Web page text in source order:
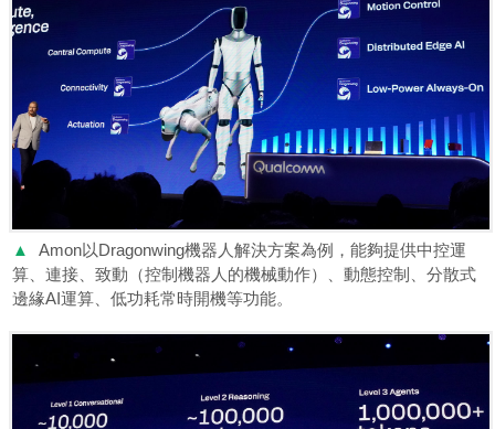
▲
Amon以Dragonwing機器人解決方案為例，能夠提供中控運
算、連接、致動（控制機器人的機械動作）、動態控制、分散式
邊緣AI運算、低功耗常時開機等功能。